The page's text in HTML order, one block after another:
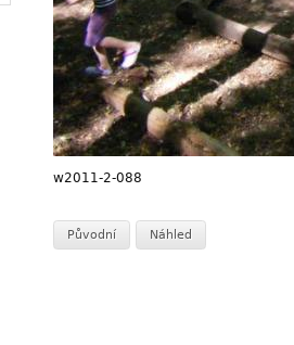
w2011-2-088
Původní Náhled